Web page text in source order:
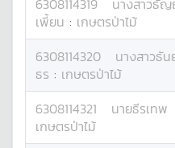
6308114319 นางสาวธัญ
เพี้ยน : เกษตรป่าไม้
6308114320 นางสาวธั
ธร : เกษตรป่าไม้
6308114321 นายธีรเทพ
เกษตรป่าไม้